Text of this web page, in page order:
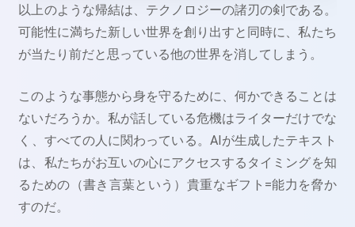
以上のような帰結は、テクノロジーの諸刃の剣である。
可能性に満ちた新しい世界を創り出すと同時に、私たち
が当たり前だと思っている他の世界を消してしまう。
このような事態から身を守るために、何かできることは
ないだろうか。私が話している危機はライターだけでな
く、すべての人に関わっている。AIが生成したテキスト
は、私たちがお互いの心にアクセスするタイミングを知
るための（書き言葉という）貴重なギフト=能力を脅か
すのだ。